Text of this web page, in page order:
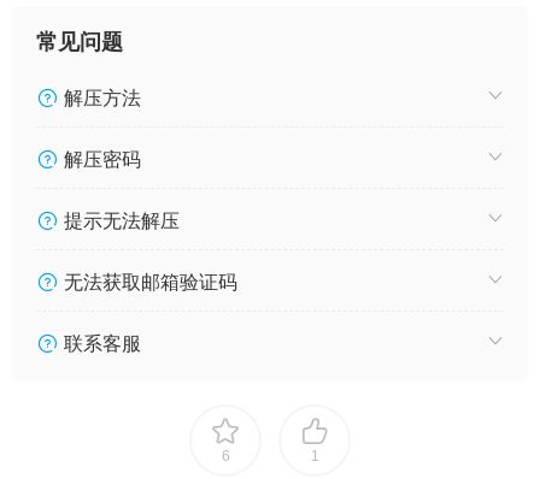
常见问题
解压方法
解压密码
提示无法解压
无法获取邮箱验证码
联系客服
6 1